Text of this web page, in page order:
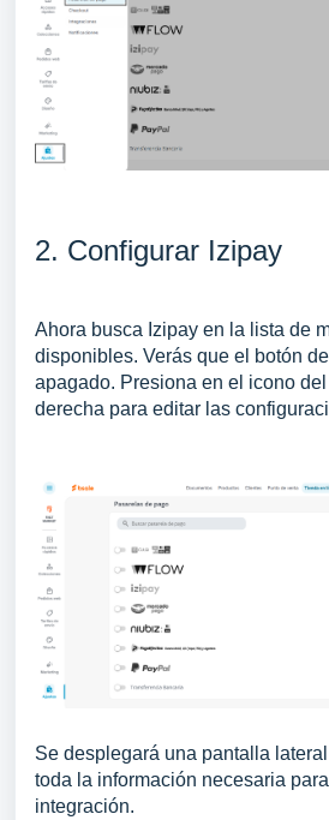
2. Configurar Izipay
Ahora busca Izipay en la lista de
disponibles. Verás que el botón
apagado. Presiona en el icono del
derecha para editar las
Se desplegará una pantalla
toda la información necesaria
integración.